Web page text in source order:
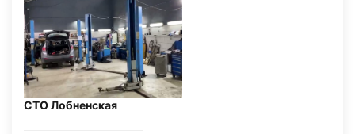
СТО Лобненская